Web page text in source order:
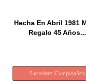
Hecha En Abril 1981
Regalo 45 Años...
Sudadera Cumpleaños